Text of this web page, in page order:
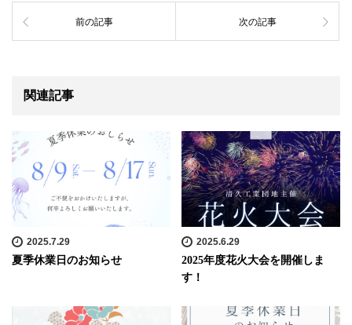
前の記事 次の記事
関連記事
2025.7.29
夏季休業日のお知らせ
2025.6.29
2025年度花火大会を開催しま
す！